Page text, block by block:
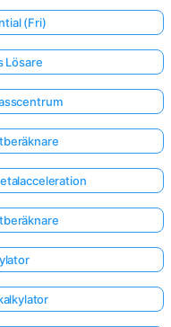
(Fri)
Lösare